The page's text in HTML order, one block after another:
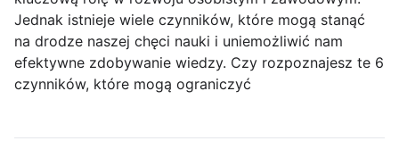
Jednak istnieje wiele czynników, które mogą stanąć
na drodze naszej chęci nauki i uniemożliwić nam
efektywne zdobywanie wiedzy. Czy rozpoznajesz te 6
czynników, które mogą ograniczyć